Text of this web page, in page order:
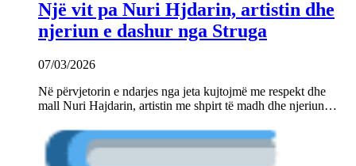
Një vit pa Nuri Hjdarin, artistin dhe
njeriun e dashur nga Struga
07/03/2026
Në përvjetorin e ndarjes nga jeta kujtojmë me respekt dhe
mall Nuri Hajdarin, artistin me shpirt të madh dhe njeriun…